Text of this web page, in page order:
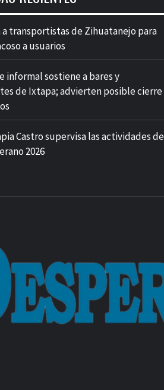
a transportistas de Zihuatanejo para
a usuarios
informal sostiene a bares y
de Ixtapa; advierten posible cierre
Castro supervisa las actividades
2026